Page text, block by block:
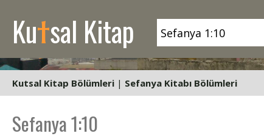
Kutsal Kitap
Kutsal Kitap Bölümleri | Sefanya Kitabı Bölümleri
Sefanya 1:10